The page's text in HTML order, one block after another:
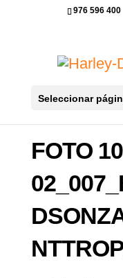
976 596 400
Seleccionar
FOTO